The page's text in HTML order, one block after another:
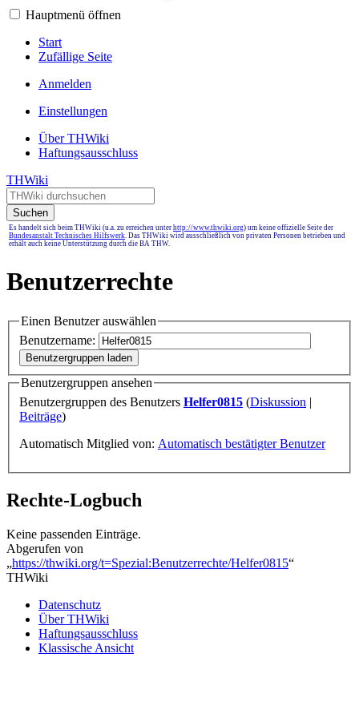
Hauptmenü öffnen
Start
Zufällige Seite
Anmelden
Einstellungen
Über THWiki
Haftungsausschluss
THWiki
Suchen
Es handelt sich beim THWiki (u.a. zu erreichen unter http://www.thwiki.org) um keine offizielle Seite der
Bundesanstalt Technisches Hilfswerk. Das THWiki wird ausschließlich von privaten Personen betrieben und
erhält auch keine Unterstützung durch die BA THW.
Benutzerrechte
Einen Benutzer auswählen
Benutzername:
Benutzergruppen ansehen
Benutzergruppen des Benutzers Helfer0815 (Diskussion |
Beiträge)
Automatisch Mitglied von: Automatisch bestätigter Benutzer
Rechte-Logbuch
Keine passenden Einträge.
Abgerufen von
„https://thwiki.org/t=Spezial:Benutzerrechte/Helfer0815“
THWiki
Datenschutz
Über THWiki
Haftungsausschluss
Klassische Ansicht